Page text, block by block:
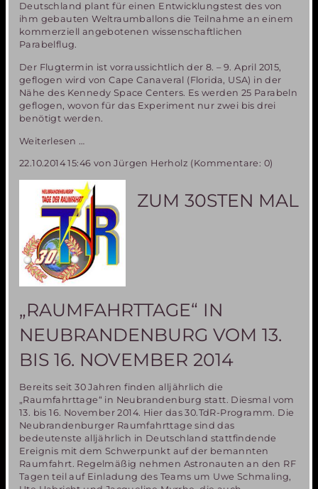
Deutschland plant für einen Entwicklungstest des von
ihm gebauten Weltraumballons die Teilnahme an einem
kommerziell angebotenen wissenschaftlichen
Parabelflug.
Der Flugtermin ist vorraussichtlich der 8. – 9. April 2015,
geflogen wird von Cape Canaveral (Florida, USA) in der
Nähe des Kennedy Space Centers. Es werden 25 Parabeln
geflogen, wovon für das Experiment nur zwei bis drei
benötigt werden.
Weiterlesen …
Parabelflug
der
Miriam2-
Ballonerprobung
nur
noch
ein
Platz
22.10.2014 15:46 von Jürgen Herholz (Kommentare: 0)
ZUM 30STEN MAL
„RAUMFAHRTTAGE“ IN
NEUBRANDENBURG VOM 13.
BIS 16. NOVEMBER 2014
Bereits seit 30 Jahren finden alljährlich die
„Raumfahrttage“ in Neubrandenburg statt. Diesmal vom
13. bis 16. November 2014. Hier das 30.TdR-Programm. Die
Neubrandenburger Raumfahrttage sind das
bedeutenste alljährlich in Deutschland stattfindende
Ereignis mit dem Schwerpunkt auf der bemannten
Raumfahrt. Regelmäßig nehmen Astronauten an den RF
Tagen teil auf Einladung des Teams um Uwe Schmaling,